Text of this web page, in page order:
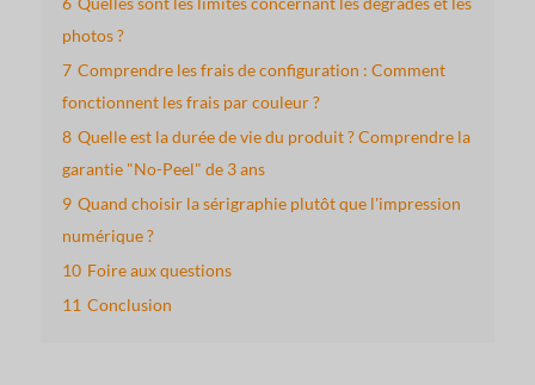
photos ?
7 Comprendre les frais de configuration : Comment
fonctionnent les frais par couleur ?
8 Quelle est la durée de vie du produit ? Comprendre la
garantie "No-Peel" de 3 ans
9 Quand choisir la sérigraphie plutôt que l'impression
numérique ?
10 Foire aux questions
11 Conclusion